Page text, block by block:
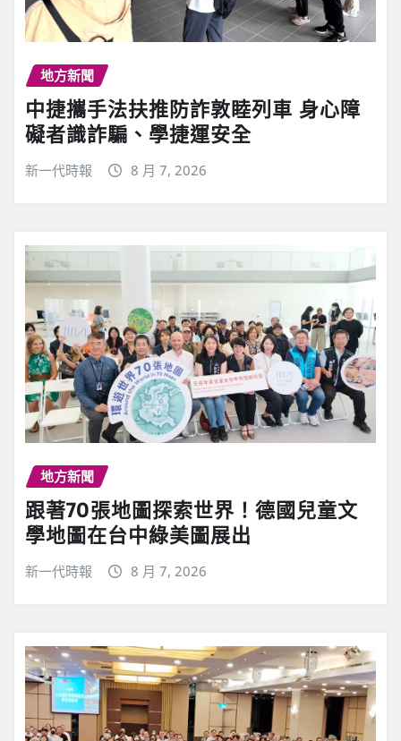
地方新聞
中捷攜手法扶推防詐敦睦列車 身心障
礙者識詐騙、學捷運安全
新一代時報 8 月 7, 2026
地方新聞
跟著70張地圖探索世界！德國兒童文
學地圖在台中綠美圖展出
新一代時報 8 月 7, 2026